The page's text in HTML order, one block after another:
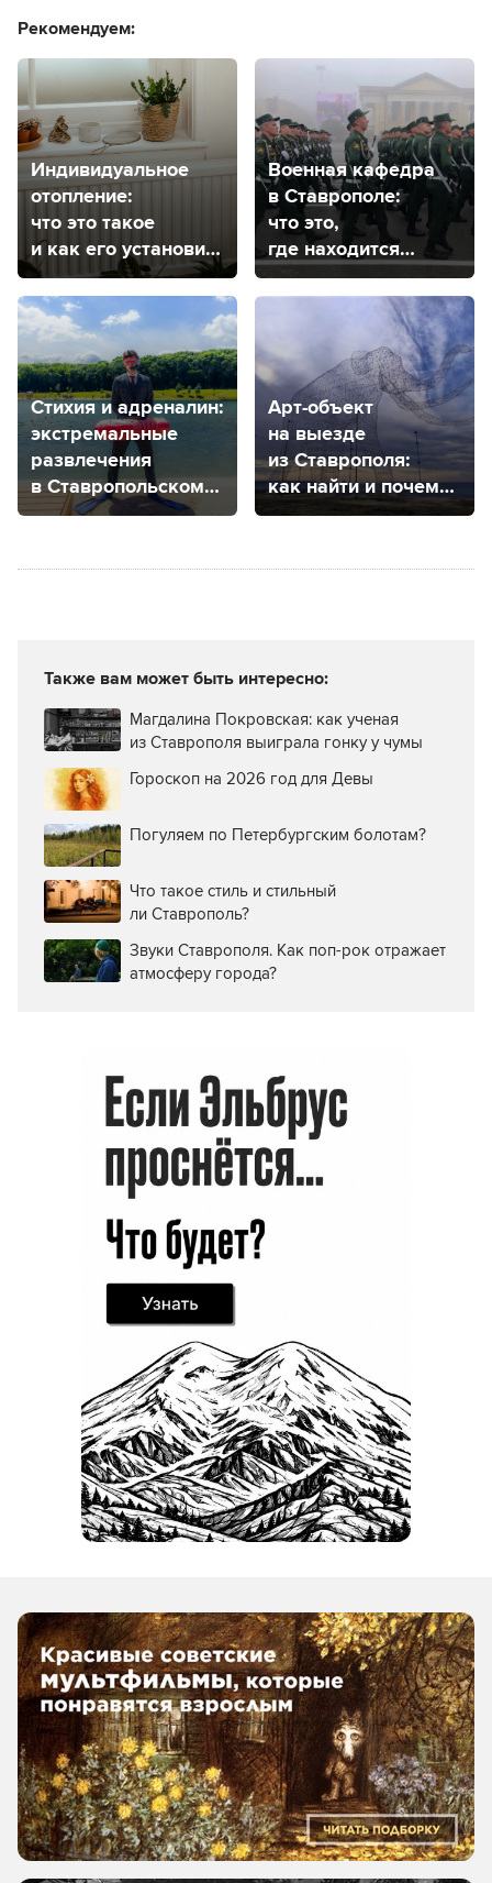
Рекомендуем:
Индивидуальное
отопление:
что это такое
и как его установить
в Ставрополе?
Военная кафедра
в Ставрополе:
что это,
где находится
и как поступить?
Стихия и адреналин:
экстремальные
развлечения
в Ставропольском
крае
Арт-объект
на выезде
из Ставрополя:
как найти и почему
снова слон?
Также вам может быть интересно:
Магдалина Покровская: как ученая
из Ставрополя выиграла гонку у чумы
Гороскоп на 2026 год для Девы
Погуляем по Петербургским болотам?
Что такое стиль и стильный
ли Ставрополь?
Звуки Ставрополя. Как поп-рок отражает
атмосферу города?